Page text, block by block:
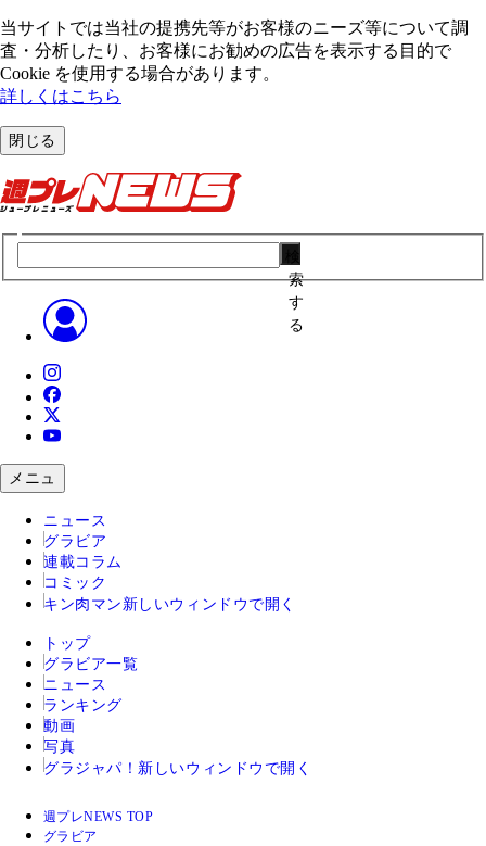
当サイトでは当社の提携先等がお客様のニーズ等について調
査・分析したり、お客様にお勧めの広告を表⽰する⽬的で
Cookie を使⽤する場合があります。
詳しくはこちら
閉じる
索
す
る
メニュ
ニュース
グラビア
連載コラム
コミック
キン肉マン 新しいウィンドウで開く
トップ
グラビア一覧
ニュース
ランキング
動画
写真
グラジャパ！ 新しいウィンドウで開く
週プレNEWS TOP
グラビア